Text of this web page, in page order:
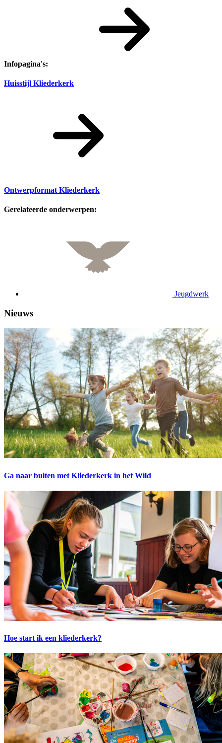
Infopagina's:
Huisstijl Kliederkerk
Ontwerpformat Kliederkerk
Gerelateerde onderwerpen:
Jeugdwerk
Nieuws
Ga naar buiten met Kliederkerk in het Wild
Hoe start ik een kliederkerk?